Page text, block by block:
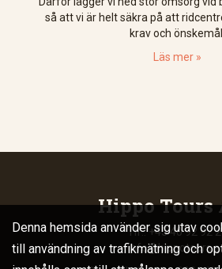
så att vi är helt säkra på att
krav och önskemål.
Läs mer »
Hippo Tours
Tlf.: +45 40 92 92
Denna hemsida använder sig utav
till användning av trafikmätning och